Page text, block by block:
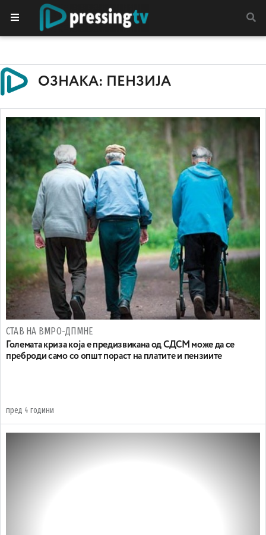
ОЗНАКА: ПЕНЗИЈА
СТАВ НА ВМРО-ДПМНЕ
Големата криза која е предизвикана од СДСМ може да се
преброди само со општ пораст на платите и пензиите
пред 4 години